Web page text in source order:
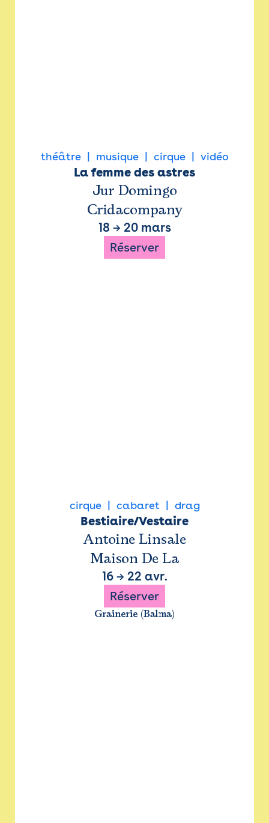
théâtre musique cirque vidéo
La femme des astres
Jur Domingo
Cridacompany
18 → 20 mars
Réserver
cirque cabaret drag
Bestiaire/Vestaire
Antoine Linsale
Maison De La
16→ 22 avr.
Réserver
Grainerie (Balma)